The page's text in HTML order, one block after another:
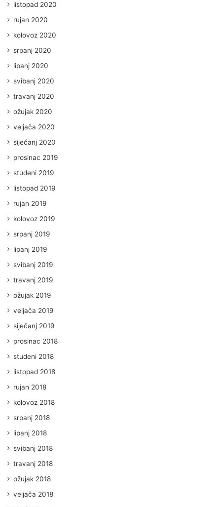
listopad 2020
rujan 2020
kolovoz 2020
srpanj 2020
lipanj 2020
svibanj 2020
travanj 2020
ožujak 2020
veljača 2020
siječanj 2020
prosinac 2019
studeni 2019
listopad 2019
rujan 2019
kolovoz 2019
srpanj 2019
lipanj 2019
svibanj 2019
travanj 2019
ožujak 2019
veljača 2019
siječanj 2019
prosinac 2018
studeni 2018
listopad 2018
rujan 2018
kolovoz 2018
srpanj 2018
lipanj 2018
svibanj 2018
travanj 2018
ožujak 2018
veljača 2018